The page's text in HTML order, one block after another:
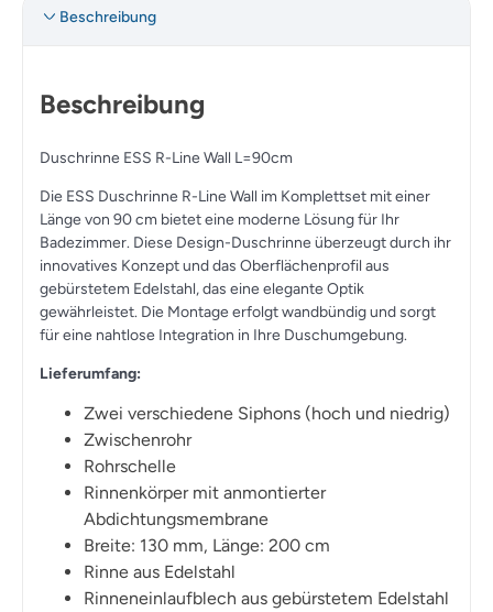
Beschreibung
Beschreibung
Duschrinne ESS R-Line Wall L=90cm
Die ESS Duschrinne R-Line Wall im Komplettset mit einer
Länge von 90 cm bietet eine moderne Lösung für Ihr
Badezimmer. Diese Design-Duschrinne überzeugt durch ihr
innovatives Konzept und das Oberflächenprofil aus
gebürstetem Edelstahl, das eine elegante Optik
gewährleistet. Die Montage erfolgt wandbündig und sorgt
für eine nahtlose Integration in Ihre Duschumgebung.
Lieferumfang:
Zwei verschiedene Siphons (hoch und niedrig)
Zwischenrohr
Rohrschelle
Rinnenkörper mit anmontierter
Abdichtungsmembrane
Breite: 130 mm, Länge: 200 cm
Rinne aus Edelstahl
Rinneneinlaufblech aus gebürstetem Edelstahl